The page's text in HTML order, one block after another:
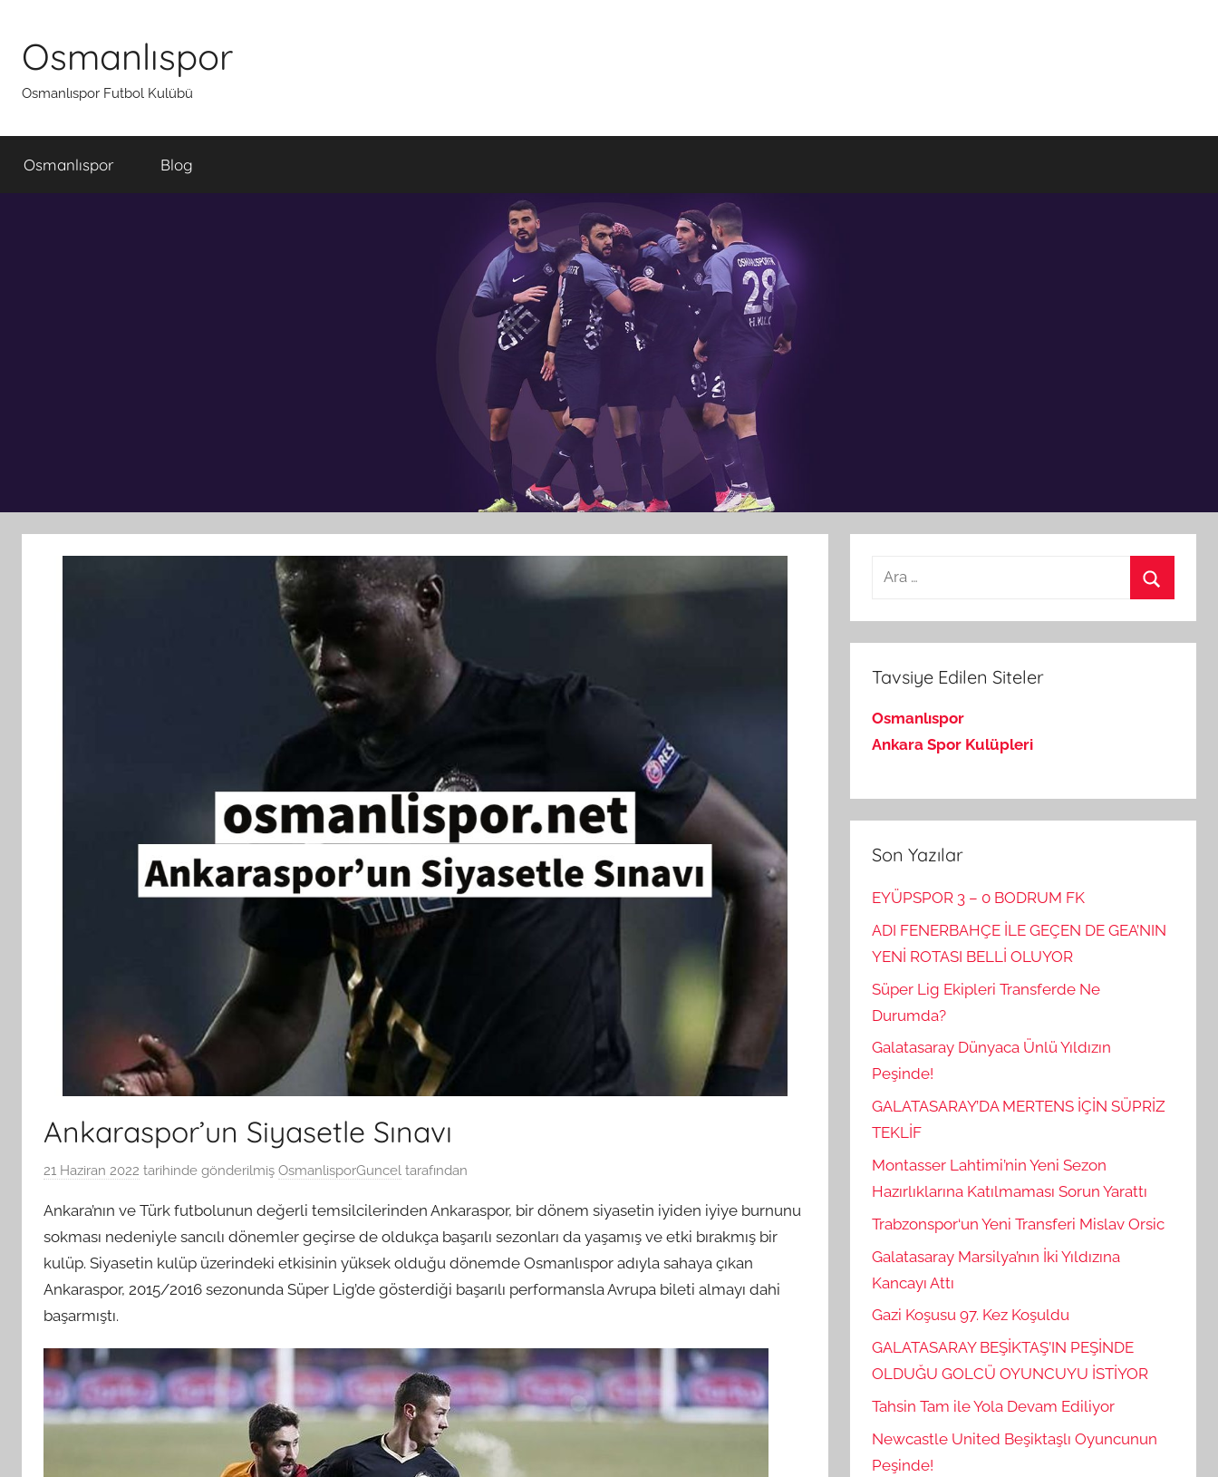
Osmanlıspor
Osmanlıspor Futbol Kulübü
Osmanlıspor Blog
Ankaraspor’un Siyasetle Sınavı
21 Haziran 2022 tarihinde gönderilmiş OsmanlisporGuncel tarafından
Ankara’nın ve Türk futbolunun değerli temsilcilerinden Ankaraspor, bir dönem siyasetin iyiden iyiye burnunu
sokması nedeniyle sancılı dönemler geçirse de oldukça başarılı sezonları da yaşamış ve etki bırakmış bir
kulüp. Siyasetin kulüp üzerindeki etkisinin yüksek olduğu dönemde Osmanlıspor adıyla sahaya çıkan
Ankaraspor, 2015/2016 sezonunda Süper Lig’de gösterdiği başarılı performansla Avrupa bileti almayı dahi
başarmıştı.
Arama:
Tavsiye Edilen Siteler
Osmanlıspor
Ankara Spor Kulüpleri
Son Yazılar
EYÜPSPOR 3 – 0 BODRUM FK
ADI FENERBAHÇE İLE GEÇEN DE GEA’NIN
YENİ ROTASI BELLİ OLUYOR
Süper Lig Ekipleri Transferde Ne
Durumda?
Galatasaray Dünyaca Ünlü Yıldızın
Peşinde!
GALATASARAY’DA MERTENS İÇİN SÜPRİZ
TEKLİF
Montasser Lahtimi’nin Yeni Sezon
Hazırlıklarına Katılmaması Sorun Yarattı
Trabzonspor‘un Yeni Transferi Mislav Orsic
Galatasaray Marsilya’nın İki Yıldızına
Kancayı Attı
Gazi Koşusu 97. Kez Koşuldu
GALATASARAY BEŞİKTAŞ’IN PEŞİNDE
OLDUĞU GOLCÜ OYUNCUYU İSTİYOR
Tahsin Tam ile Yola Devam Ediliyor
Newcastle United Beşiktaşlı Oyuncunun
Peşinde!